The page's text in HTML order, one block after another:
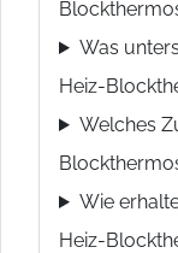
Was
Heiz-
Welches
Wie
Heiz-